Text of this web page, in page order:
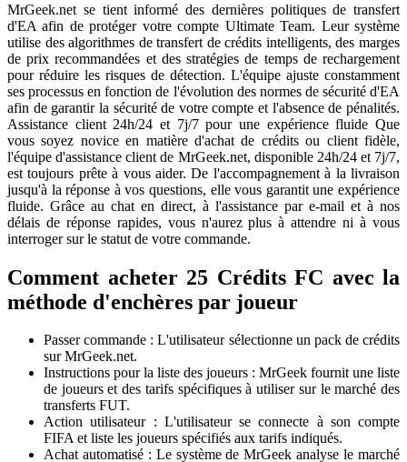
MrGeek.net se tient informé des dernières politiques de transfert
d'EA afin de protéger votre compte Ultimate Team. Leur système
utilise des algorithmes de transfert de crédits intelligents, des marges
de prix recommandées et des stratégies de temps de rechargement
pour réduire les risques de détection. L'équipe ajuste constamment
ses processus en fonction de l'évolution des normes de sécurité d'EA
afin de garantir la sécurité de votre compte et l'absence de pénalités.
Assistance client 24h/24 et 7j/7 pour une expérience fluide Que
vous soyez novice en matière d'achat de crédits ou client fidèle,
l'équipe d'assistance client de MrGeek.net, disponible 24h/24 et 7j/7,
est toujours prête à vous aider. De l'accompagnement à la livraison
jusqu'à la réponse à vos questions, elle vous garantit une expérience
fluide. Grâce au chat en direct, à l'assistance par e-mail et à nos
délais de réponse rapides, vous n'aurez plus à attendre ni à vous
interroger sur le statut de votre commande.
Comment acheter 25 Crédits FC avec la
méthode d'enchères par joueur
Passer commande : L'utilisateur sélectionne un pack de crédits
sur MrGeek.net.
Instructions pour la liste des joueurs : MrGeek fournit une liste
de joueurs et des tarifs spécifiques à utiliser sur le marché des
transferts FUT.
Action utilisateur : L'utilisateur se connecte à son compte
FIFA et liste les joueurs spécifiés aux tarifs indiqués.
Achat automatisé : Le système de MrGeek analyse le marché